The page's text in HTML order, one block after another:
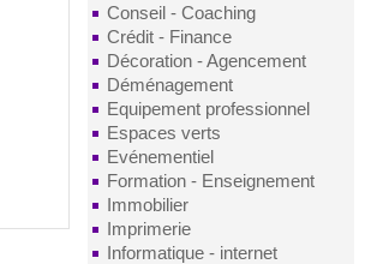
Conseil - Coaching
Crédit - Finance
Décoration - Agencement
Déménagement
Equipement professionnel
Espaces verts
Evénementiel
Formation - Enseignement
Immobilier
Imprimerie
Informatique - internet